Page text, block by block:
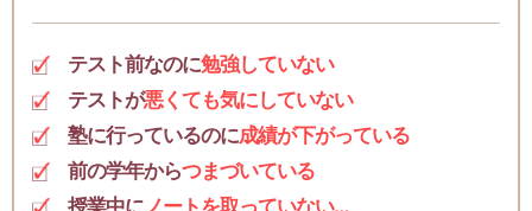
テスト前なのに勉強していない
テストが悪くても気にしていない
塾に行っているのに成績が下がっている
前の学年からつまづいている